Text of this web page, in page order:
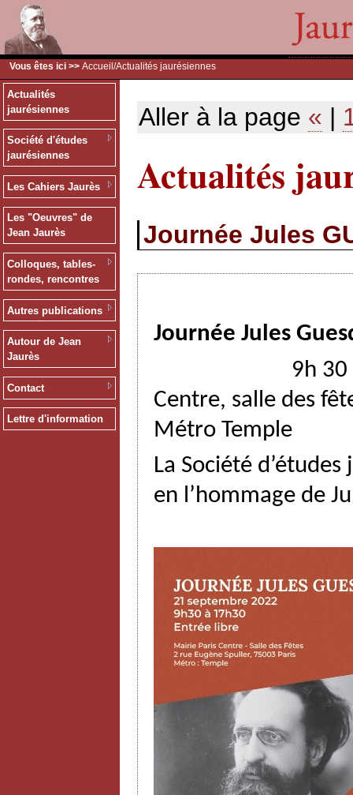
Vous êtes ici >> Accueil /Actualités jaurésiennes
Actualités
jaurésiennes
Société d'études
jaurésiennes
Les Cahiers Jaurès
Les "Oeuvres" de
Jean Jaurès
Colloques, tables-
rondes, rencontres
Autres publications
Autour de Jean
Jaurès
Contact
Lettre d'information
Aller à la page « |
Actualités
Journée Jules
Journée Jules
9h 30 à
Centre, salle des
Métro Temple
La Société
en l’hommage de